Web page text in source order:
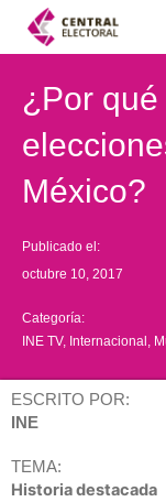
¿Por
México?
Publicado el:
octubre 10, 2017
Categoría:
INE TV, Internacional
ESCRITO POR:
INE
TEMA:
Historia destacada